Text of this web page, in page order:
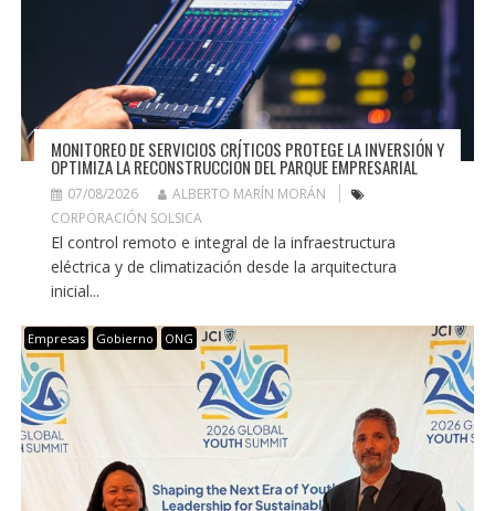
MONITOREO DE SERVICIOS CRÍTICOS PROTEGE LA INVERSIÓN Y
OPTIMIZA LA RECONSTRUCCIÓN DEL PARQUE EMPRESARIAL
07/08/2026
ALBERTO MARÍN MORÁN
CORPORACIÓN SOLSICA
El control remoto e integral de la infraestructura
eléctrica y de climatización desde la arquitectura
inicial...
Empresas Gobierno ONG